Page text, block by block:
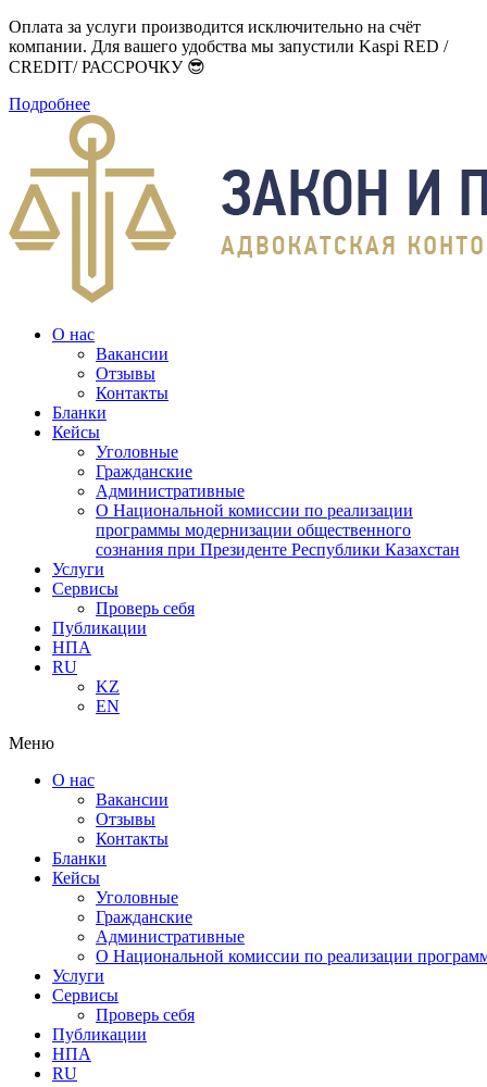
Оплата за услуги производится исключительно на счёт
компании. Для вашего удобства мы запустили Kaspi RED /
CREDIT/ РАССРОЧКУ 😎
Подробнее
О нас
Вакансии
Отзывы
Контакты
Бланки
Кейсы
Уголовные
Гражданские
Административные
О Национальной комиссии по реализации
программы модернизации общественного
сознания при Президенте Республики Казахстан
Услуги
Сервисы
Проверь себя
Публикации
НПА
RU
KZ
EN
Меню
О нас
Вакансии
Отзывы
Контакты
Бланки
Кейсы
Уголовные
Гражданские
Административные
О Национальной комиссии по реализации
Услуги
Сервисы
Проверь себя
Публикации
НПА
RU